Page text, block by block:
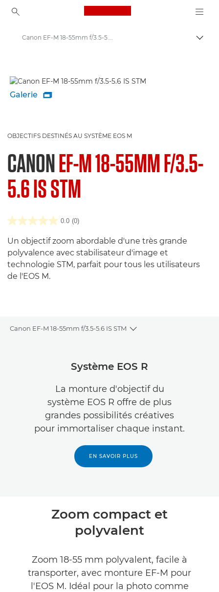
Canon Logo, back to
Canon EF-M 18-55mm f/3.5-5.6 IS STM - Objectifs - Objectifs photo
Galerie 
OBJECTIFS DESTINÉS AU SYSTÈME EOS M
CANONEF-M 18-55MM F/3.5-
5.6 IS STM
0.0 (0)
Un objectif zoom abordable d'une très grande
polyvalence avec stabilisateur d'image et
technologie STM, parfait pour tous les utilisateurs
de l'EOS M.
Canon EF-M 18-55mm f/3.5-5.6 IS STM
Toggle breadcrumbs
Commentaires
Système EOS R
La monture d'objectif du
système EOS R offre de plus
grandes possibilités créatives
pour immortaliser chaque instant.
EN SAVOIR PLUS
Zoom compact et
polyvalent
Zoom 18-55 mm polyvalent, facile à
transporter, avec monture EF-M pour
l'EOS M. Idéal pour la photo comme